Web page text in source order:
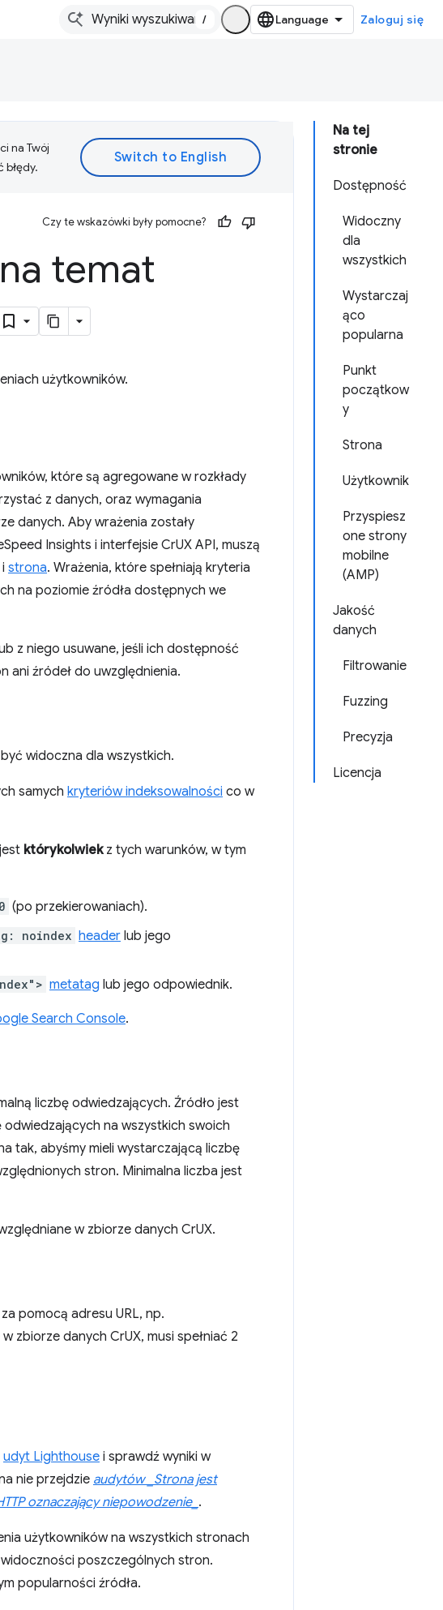
/ Zaloguj się
Na tej
stronie
Dostępność
Widoczny
dla
wszystkich
Wystarczaj
ąco
popularna
Punkt
początkow
y
Strona
Użytkownik
Przyspiesz
one strony
mobilne
(AMP)
Jakość
danych
Filtrowanie
Fuzzing
Precyzja
Licencja
na Twój
Czy te wskazówki były pomocne?
temat
użytkowników.
które są agregowane w rozkłady
z danych, oraz wymagania
danych. Aby wrażenia zostały
Insights i interfejsie CrUX API, muszą
i strona. Wrażenia, które spełniają kryteria
na poziomie źródła dostępnych we
z niego usuwane, jeśli ich dostępność
ani źródeł do uwzględnienia.
widoczna dla wszystkich.
samych kryteriów indeksowalności co w
którykolwiekz tych warunków, w tym
(po przekierowaniach).
noindex header lub jego
metatag lub jego odpowiednik.
Search Console.
liczbę odwiedzających. Źródło jest
na wszystkich swoich
tak, abyśmy mieli wystarczającą liczbę
stron. Minimalna liczba jest
w zbiorze danych CrUX.
pomocą adresu URL, np.
zbiorze danych CrUX, musi spełniać 2
udyt Lighthouse i sprawdź wyniki w
nie przejdzie audytów _Strona jest
oznaczający niepowodzenie_ .
użytkowników na wszystkich stronach
poszczególnych stron.
popularności źródła.